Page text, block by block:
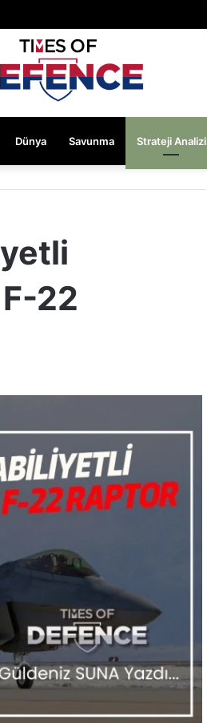
Dünya Savunma Strateji Analizi
22